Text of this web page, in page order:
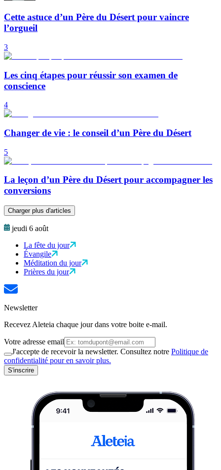
Cette astuce d’un Père du Désert pour vaincre
l’orgueil
3
Les cinq étapes pour réussir son examen de
conscience
4
Changer de vie : le conseil d’un Père du Désert
5
La leçon d’un Père du Désert pour accompagner les
conversions
Charger plus d'articles
jeudi 6 août
La fête du jour
Évangile
Méditation du jour
Prières du jour
Newsletter
Recevez Aleteia chaque jour dans votre boite e-mail.
Votre adresse email
J'accepte de recevoir la newsletter. Consultez notre Politique de
confidentialité pour en savoir plus.
S'inscrire